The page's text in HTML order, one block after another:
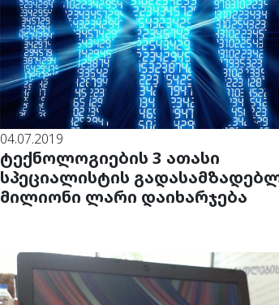
04.07.2019
ტექნოლოგიების 3 ათასი
სპეციალისტის
მილიონი ლარი დაიხარჯება